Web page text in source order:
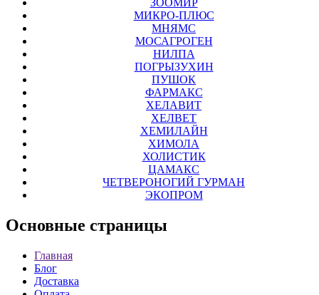
ЗООМИР
МИКРО-ПЛЮС
МНЯМС
МОСАГРОГЕН
НИЛПА
ПОГРЫЗУХИН
ПУШОК
ФАРМАКС
ХЕЛАВИТ
ХЕЛВЕТ
ХЕМИЛАЙН
ХИМОЛА
ХОЛИСТИК
ЦАМАКС
ЧЕТВЕРОНОГИЙ ГУРМАН
ЭКОПРОМ
Основные страницы
Главная
Блог
Доставка